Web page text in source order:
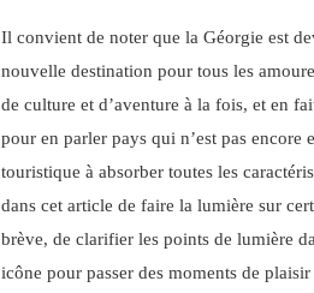
Il convient de noter que la Géorgie est
nouvelle destination pour tous les
de culture et d’aventure à la fois, et en
pour en parler pays qui n’est pas encore
touristique à absorber toutes les
dans cet article de faire la lumière sur
brève, de clarifier les points de lumière
icône pour passer des moments de